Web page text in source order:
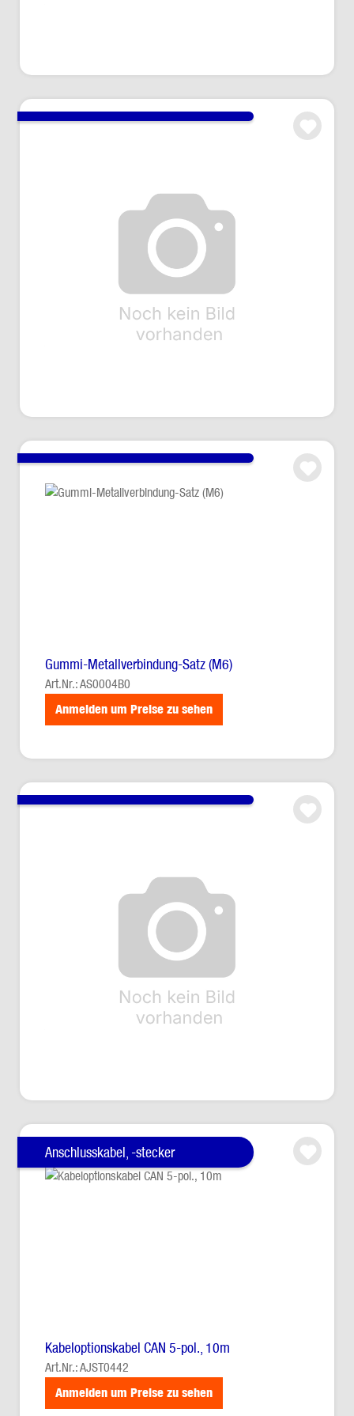
Geräte-Antenne
Gummi-Metallverbindung-Satz (M6)
Art.Nr.: AS0004B0
Anmelden um Preise zu sehen
Kabeloptionskabel CAN 5-pol.
Anschlusskabel, -stecker
Kabeloptionskabel CAN 5-pol., 10m
Art.Nr.: AJST0442
Anmelden um Preise zu sehen